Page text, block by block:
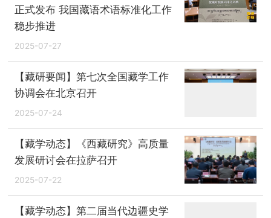
正式发布 我国藏语术语标准化工作
稳步推进
2025-07-27
【藏研要闻】第七次全国藏学工作
协调会在北京召开
2025-07-24
【藏学动态】《西藏研究》高质量
发展研讨会在拉萨召开
2025-07-22
【藏学动态】第二届当代边疆史学